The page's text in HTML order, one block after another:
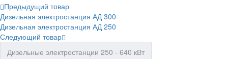
Предыдущий товар
Дизельная электростанция АД 300
Дизельная электростанция АД 250
Следующий товар
Дизельные электростанции 250 - 640 кВт